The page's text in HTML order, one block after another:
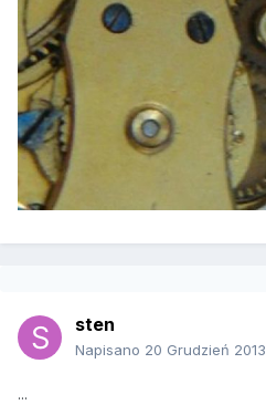
sten
Napisano 20 Grudzień 2013
...